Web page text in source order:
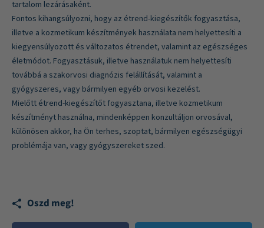
tartalom lezárásaként.
Fontos kihangsúlyozni, hogy az étrend-kiegészítők fogyasztása,
illetve a kozmetikum készítmények használata nem helyettesíti a
kiegyensúlyozott és változatos étrendet, valamint az egészséges
életmódot. Fogyasztásuk, illetve használatuk nem helyettesíti
továbbá a szakorvosi diagnózis felállítását, valamint a
gyógyszeres, vagy bármilyen egyéb orvosi kezelést.
Mielőtt étrend-kiegészítőt fogyasztana, illetve kozmetikum
készítményt használna, mindenképpen konzultáljon orvosával,
különösen akkor, ha Ön terhes, szoptat, bármilyen egészségügyi
problémája van, vagy gyógyszereket szed.
Oszd meg!